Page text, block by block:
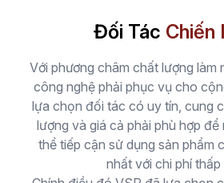
Đối Tác Chiến
Với phương châm chất lượng làm
công nghệ phải phục vụ cho
lựa chọn đối tác có uy tín, cung
lượng và giá cả phải phù hợp
thể tiếp cận sử dụng sản phẩm
nhất với chi phí thấp